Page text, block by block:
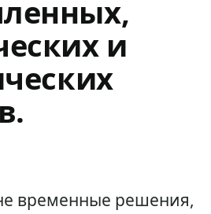
и
временные решения,